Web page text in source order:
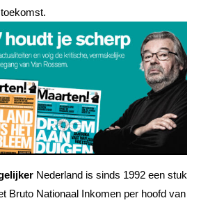
Nederland is sinds 1992 een stuk
Bruto Nationaal Inkomen per hoofd van